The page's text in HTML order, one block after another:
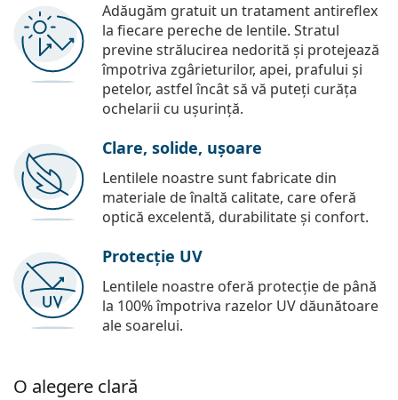
Adăugăm gratuit un tratament antireflex
la fiecare pereche de lentile. Stratul
previne strălucirea nedorită și protejează
împotriva zgârieturilor, apei, prafului și
petelor, astfel încât să vă puteți curăța
ochelarii cu ușurință.
Clare, solide, ușoare
Lentilele noastre sunt fabricate din
materiale de înaltă calitate, care oferă
optică excelentă, durabilitate și confort.
Protecție UV
Lentilele noastre oferă protecție de până
la 100% împotriva razelor UV dăunătoare
ale soarelui.
O alegere clară